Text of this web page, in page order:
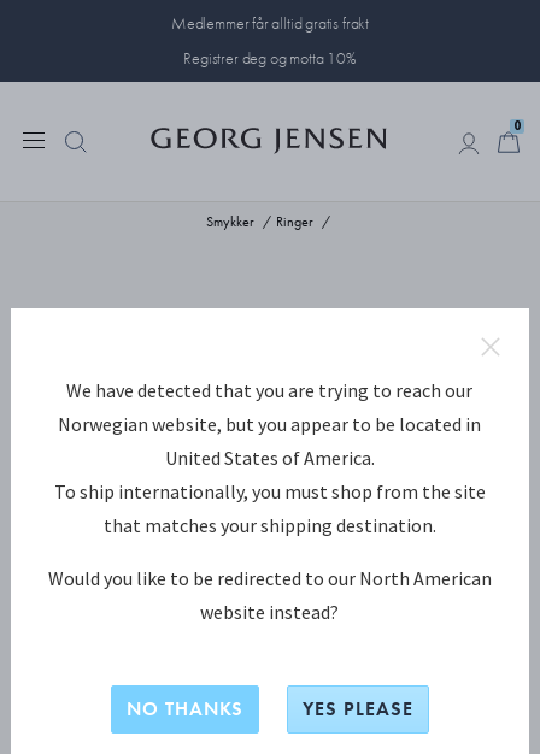
Medlemmer får alltid gratis frakt
Registrer deg og motta 10%
0
Smykker Ringer
OFFSPRING ring
We have detected that you are trying to reach our
Norwegian website, but you appear to be located in
United States of America.
To ship internationally, you must shop from the site
that matches your shipping destination.
Would you like to be redirected to our North American
website instead?
NO THANKS YES PLEASE